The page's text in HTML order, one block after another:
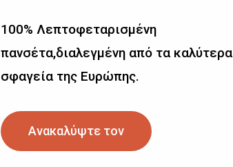
100% Λεπτοφεταρισμένη
πανσέτα,διαλεγμένη από τα καλύτερα
σφαγεία της Ευρώπης.
Ανακαλύψτε τον